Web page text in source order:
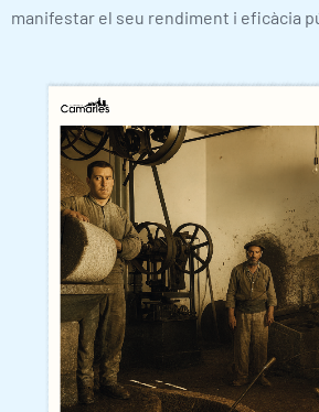
manifestar el seu rendiment i eficàcia